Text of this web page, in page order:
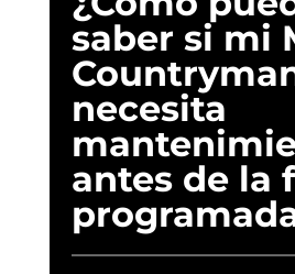
saber si mi
necesita
antes de la